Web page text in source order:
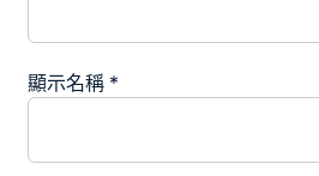
顯示名稱 *